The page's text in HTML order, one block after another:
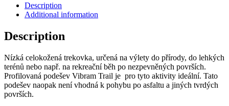
Description
Additional information
Description
Nízká celokožená trekovka, určená na výlety do přírody, do lehkých
terénů nebo např. na rekreační běh po nezpevněných površích.
Profilovaná podešev Vibram Trail je pro tyto aktivity ideální. Tato
podešev naopak není vhodná k pohybu po asfaltu a jiných tvrdých
površích.